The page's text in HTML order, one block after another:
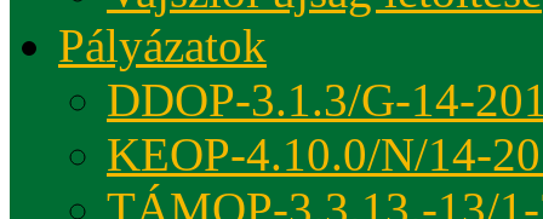
Pályázatok
DDOP-3.1.3/G-14-
KEOP-4.10.0/N/14-
TÁMOP-3.3.13.-13/